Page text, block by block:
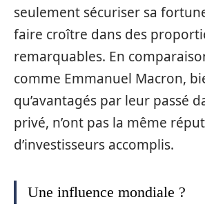
seulement sécuriser sa
faire croître dans des
remarquables. En
comme Emmanuel Macron,
qu’avantagés par leur passé
privé, n’ont pas la même
d’investisseurs accomplis.
Une influence mondiale ?